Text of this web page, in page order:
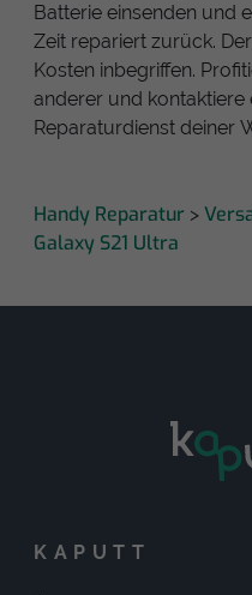
Batterie einsenden und
Zeit repariert zurück.
Kosten inbegriffen.
anderer und kontaktiere
Reparaturdienst deiner
Handy Reparatur >
Galaxy S21 Ultra
KAPUTT